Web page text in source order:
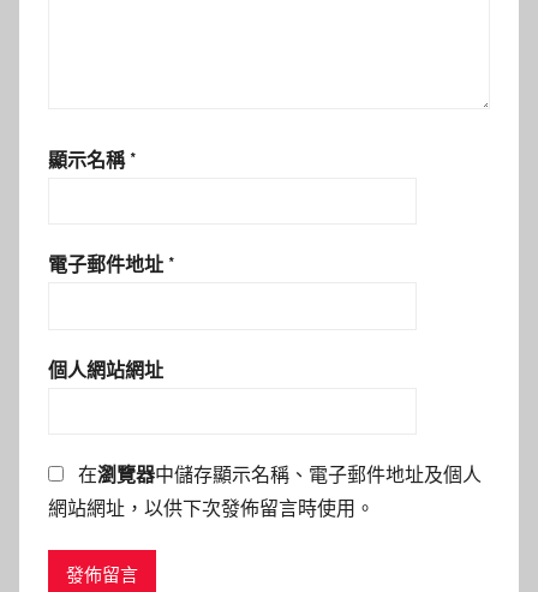
顯示名稱 *
電子郵件地址 *
個人網站網址
在瀏覽器中儲存顯示名稱、電子郵件地址及個人
網站網址，以供下次發佈留言時使用。